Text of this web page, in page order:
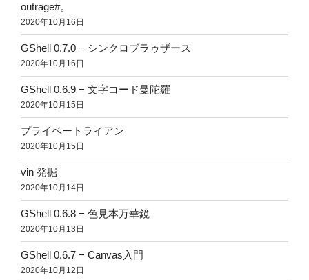
outrage#。
2020年10月16日
GShell 0.7.0 − シンクロブラゥザース
2020年10月16日
GShell 0.6.9 − 文字コード曼陀羅
2020年10月15日
プライベートライアン
2020年10月15日
vin 発掘
2020年10月14日
GShell 0.6.8 − 色見本万華鏡
2020年10月13日
GShell 0.6.7 − Canvas入門
2020年10月12日